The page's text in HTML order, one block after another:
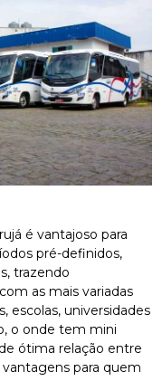
é vantajoso para
pré-definidos,
trazendo
as mais variadas
escolas, universidades
o onde tem mini
ótima relação entre
para quem